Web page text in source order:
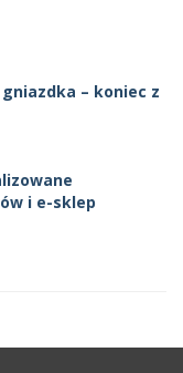
– koniec z
i e-sklep